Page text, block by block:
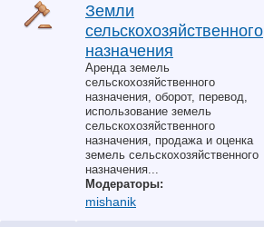
Земли
сельскохозяйственного
назначения
Аренда земель
сельскохозяйственного
назначения, оборот, перевод,
использование земель
сельскохозяйственного
назначения, продажа и оценка
земель сельскохозяйственного
назначения...
Модераторы:
mishanik